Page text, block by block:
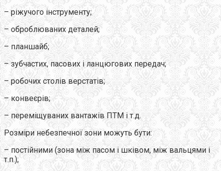
– ріжучого інструменту;
– оброблюваних деталей;
– планшайб;
– зубчастих, пасових і ланцюгових передач;
– робочих столів верстатів;
– конвеєрів;
– переміщуваних вантажів ПТМ і т.д.
Розміри небезпечної зони можуть бути:
– постійними (зона між пасом і шківом, між вальцями і
т.п.);